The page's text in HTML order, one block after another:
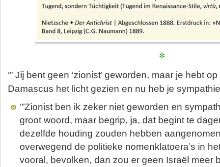
*
‘” Jij bent geen ‘zionist’ geworden, maar je hebt
Damascus het licht gezien en nu heb je
‘”Zionist ben ik zeker niet geworden en
groot woord, maar begrip, ja, dat begint te
dezelfde houding zouden hebben
overwegend de politieke nomenklatoera’s in
vooral, bevolken, dan zou er geen Israël meer